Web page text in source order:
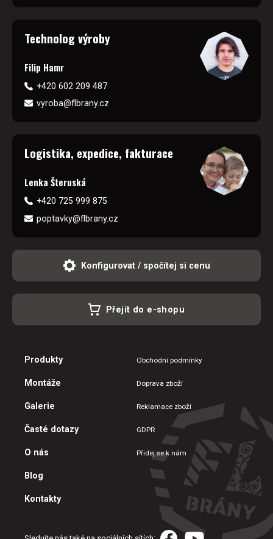
Technolog výroby
Filip Hamr
+420 602 209 487
vyroba@flbrany.cz
Logistika, expedice, fakturace
Lenka Šteruská
+420 725 999 875
poptavky@flbrany.cz
Konfigurovat / spočítej si cenu
Přejít do e-shopu
Produkty
Montáže
Galerie
Časté dotazy
O nás
Blog
Kontakty
Obchodní podmínky
Doprava zboží
Reklamace zboží
GDPR
Přidej se k nám